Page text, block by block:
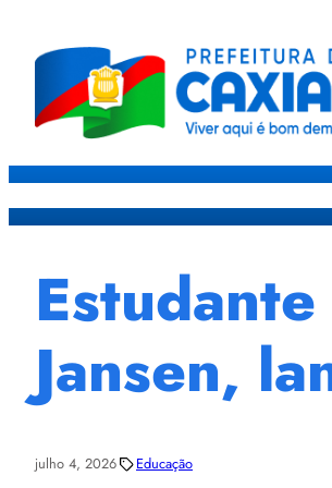
Jansen,
julho 4, 2026 Educação